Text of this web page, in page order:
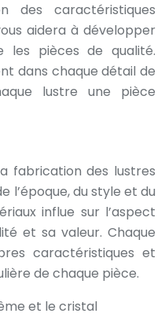
des caractéristiques
aidera à développer
pièces de qualité.
dans chaque détail de
lustre une pièce
fabrication des lustres
l’époque, du style et du
influe sur l’aspect
et sa valeur. Chaque
caractéristiques et
de chaque pièce.
et le cristal